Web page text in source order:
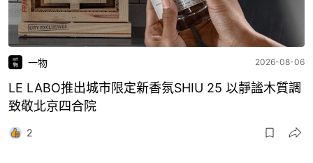
一物 2026-08-06
LE LABO推出城市限定新香氛SHIU 25 以靜謐木質調
致敬北京四合院
2